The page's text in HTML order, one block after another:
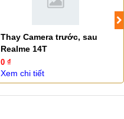
Thay Camera trước, sau
Realme 14T
0 ₫
Xem chi tiết